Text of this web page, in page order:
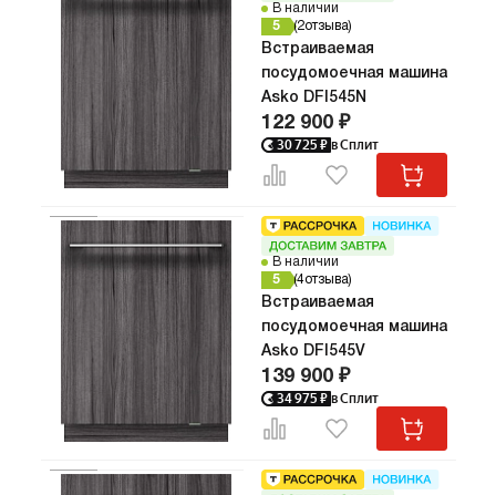
В наличии
5
2отзыва
Встраиваемая
посудомоечная машина
Asko DFI545N
122 900 ₽
30 725 ₽ в Сплит
В наличии
5
4отзыва
Встраиваемая
посудомоечная машина
Asko DFI545V
139 900 ₽
34 975 ₽ в Сплит